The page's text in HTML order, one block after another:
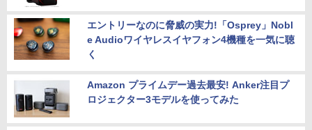
エントリーなのに脅威の実力!「Osprey」Nobl
e Audioワイヤレスイヤフォン4機種を一気に聴
く
Amazon プライムデー過去最安! Anker注目プ
ロジェクター3モデルを使ってみた